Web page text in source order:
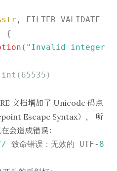
{
( "Invalid integer!"
文档增加了 Unicode 码点
Escape Syntax）， 所
会造成错误：
致命错误：无效的 UTF- 8